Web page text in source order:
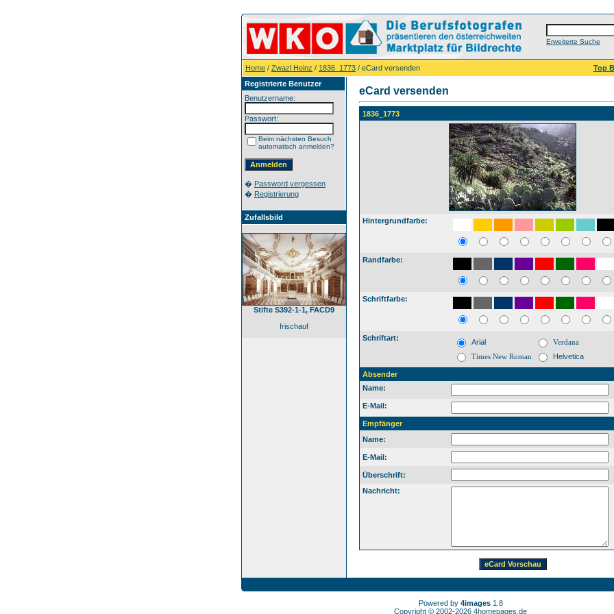
Erweiterte Suche
Home / Zwazl Heinz / 1836_1773 / eCard versenden Top
Registrierte Benutzer
Benutzername:
Passwort:
Beim nächsten Besuch
automatisch anmelden?
� Password vergessen
� Registrierung
Zufallsbild
Stifte S392-1-1, FACD9
frischauf
eCard versenden
1836_1773
Hintergrundfarbe:
Randfarbe:
Schriftfarbe:
Schriftart: Arial
Verdana
Times New Roman
Helvetica
Absender
Name:
E-Mail:
Empfänger
Name:
E-Mail:
Überschrift:
Nachricht:
Powered by 4images1.8
Copyright © 2002-2026 4homepages.de